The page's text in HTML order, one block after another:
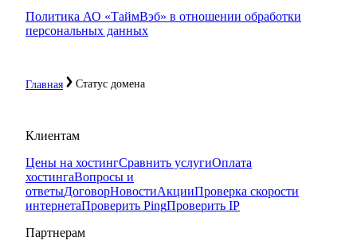
Главная Статус домена
Политика АО «ТаймВэб» в отношении обработки
персональных данных
Клиентам
Цены на хостингСравнить услугиОплата
хостингаВопросы и
ответыДоговорНовостиАкцииПроверка скорости
интернетаПроверить PingПроверить IP
Партнерам